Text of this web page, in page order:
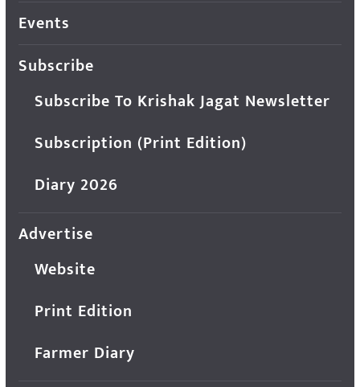
Events
Subscribe
Subscribe To Krishak Jagat Newsletter
Subscription (Print Edition)
Diary 2026
Advertise
Website
Print Edition
Farmer Diary